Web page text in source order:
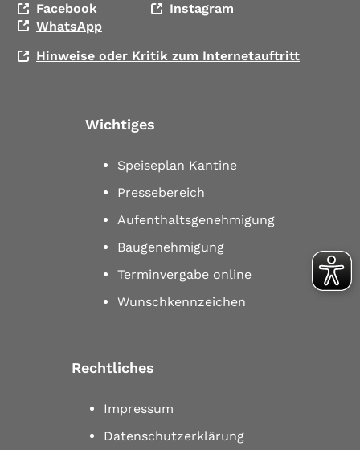
Facebook
Instagram
WhatsApp
Hinweise oder Kritik zum Internetauftritt
Wichtiges
Speiseplan Kantine
Pressebereich
Aufenthaltsgenehmigung
Baugenehmigung
Terminvergabe online
Wunschkennzeichen
Rechtliches
Impressum
Datenschutzerklärung